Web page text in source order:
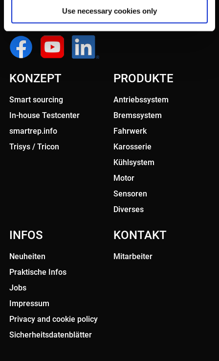
Use necessary cookies only
KONZEPT
Smart sourcing
In-house Testcenter
smartrep.info
Trisys / Tricon
PRODUKTE
Antriebssystem
Bremssystem
Fahrwerk
Karosserie
Kühlsystem
Motor
Sensoren
Diverses
INFOS
Neuheiten
Praktische Infos
Jobs
Impressum
Privacy and cookie policy
Sicherheitsdatenblätter
KONTAKT
Mitarbeiter